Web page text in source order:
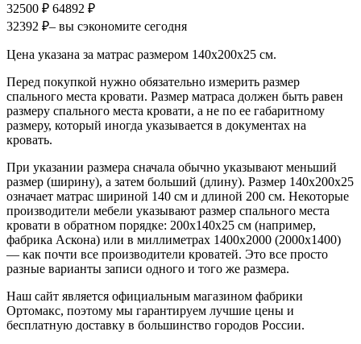
32500 ₽ 64892 ₽
32392 ₽– вы сэкономите сегодня
Цена указана за матрас размером 140х200х25 см.
Перед покупкой нужно обязательно измерить размер
спального места кровати. Размер матраса должен быть равен
размеру спального места кровати, а не по ее габаритному
размеру, который иногда указывается в документах на
кровать.
При указании размера сначала обычно указывают меньший
размер (ширину), а затем больший (длину). Размер 140х200х25
означает матрас шириной 140 см и длиной 200 см. Некоторые
производители мебели указывают размер спального места
кровати в обратном порядке: 200х140х25 см (например,
фабрика Аскона) или в миллиметрах 1400х2000 (2000х1400)
— как почти все производители кроватей. Это все просто
разные варианты записи одного и того же размера.
Наш сайт является официальным магазином фабрики
Ортомакс, поэтому мы гарантируем лучшие цены и
бесплатную доставку в большинство городов России.